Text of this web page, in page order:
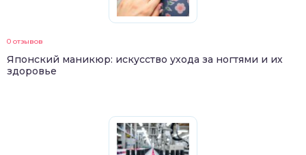
0 отзывов
Японский маникюр: искусство ухода за ногтями и их
здоровье